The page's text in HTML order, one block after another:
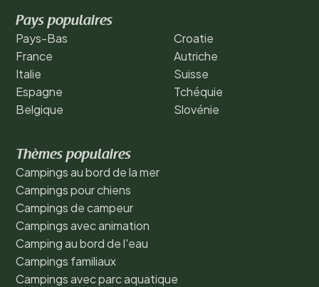
Pays populaires
Pays-Bas
France
Italie
Espagne
Belgique
Croatie
Autriche
Suisse
Tchéquie
Slovénie
Thèmes populaires
Campings au bord de la mer
Campings pour chiens
Campings de campeur
Campings avec animation
Camping au bord de l'eau
Campings familiaux
Campings avec parc aquatique